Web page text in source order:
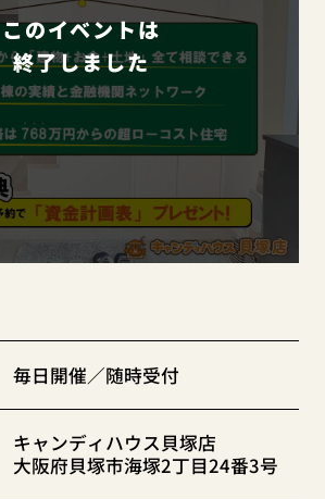
このイベントは
終了しました
毎日開催／随時受付
キャンディハウス貝塚店
大阪府貝塚市海塚2丁目24番3号